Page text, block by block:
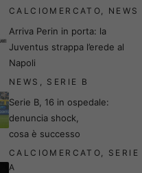
CALCIOMERCATO NEWS
Arriva Perin in porta: la
Juventus strappa l’erede al
Napoli
NEWS SERIE B
Serie B, 16 in ospedale:
denuncia shock,
cosa è successo
CALCIOMERCATO
SERIE
A